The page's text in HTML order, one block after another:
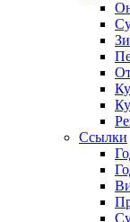
Ссылки